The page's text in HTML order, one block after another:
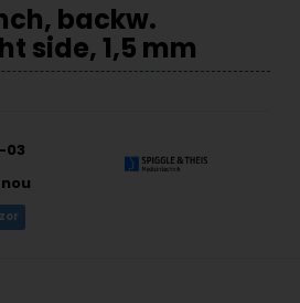
backw.
side, 1,5 mm
03